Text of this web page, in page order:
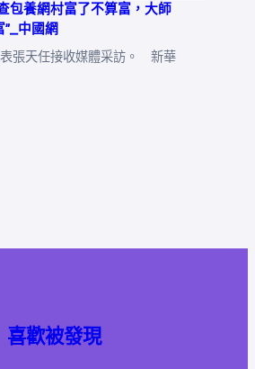
包養網村富了不算富，大師
中國網
張天任接收媒體采訪。 新華
喜歡被發現